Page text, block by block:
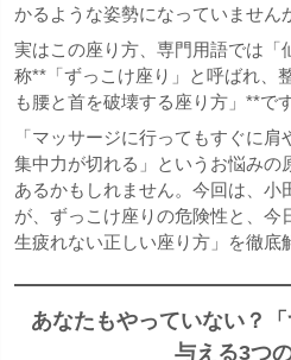
かるような姿勢になっていません
実はこの座り方、専門用語では「
称**「ずっこけ座り」と呼ばれ、
も腰と首を破壊する座り方」**です
「マッサージに行ってもすぐに
集中力が切れる」というお悩みの
あるかもしれません。今回は、小
が、ずっこけ座りの危険性と、今
生疲れない正しい座り方」を徹底
あなたもやっていない？
与える3つ